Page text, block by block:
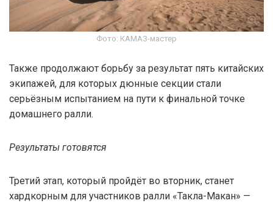
Фото: КАМАЗ-мастер
Также продолжают борьбу за результат пять китайских
экипажей, для которых дюнные секции стали
серьёзным испытанием на пути к финальной точке
домашнего ралли.
Результаты готовятся
Третий этап, который пройдёт во вторник, станет
хардкорным для участников ралли «Такла-Макан» —